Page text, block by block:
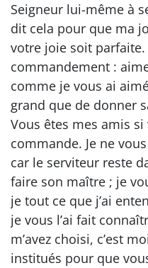
Seigneur lui-même à
dit cela pour que ma
votre joie soit
commandement :
comme je vous ai
grand que de donner
Vous êtes mes amis
commande. Je ne
car le serviteur reste
faire son maître ; je
je tout ce que j’ai
je vous l’ai fait
m’avez choisi, c’est
institués pour que